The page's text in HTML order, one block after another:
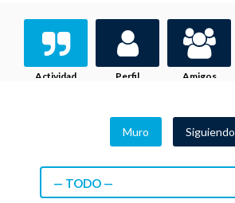
Actividad Perfil Amigos
Muro Siguiendo
— TODO —